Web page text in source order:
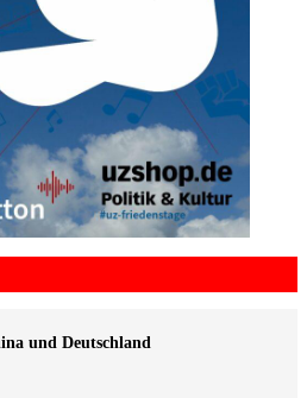
und Deutschland